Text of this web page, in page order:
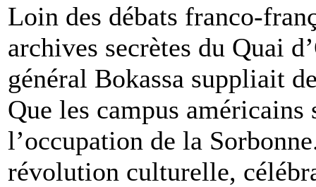
Loin des débats franco-
archives secrètes du Quai
général Bokassa suppliait
Que les campus américains
l’occupation de la
révolution culturelle,